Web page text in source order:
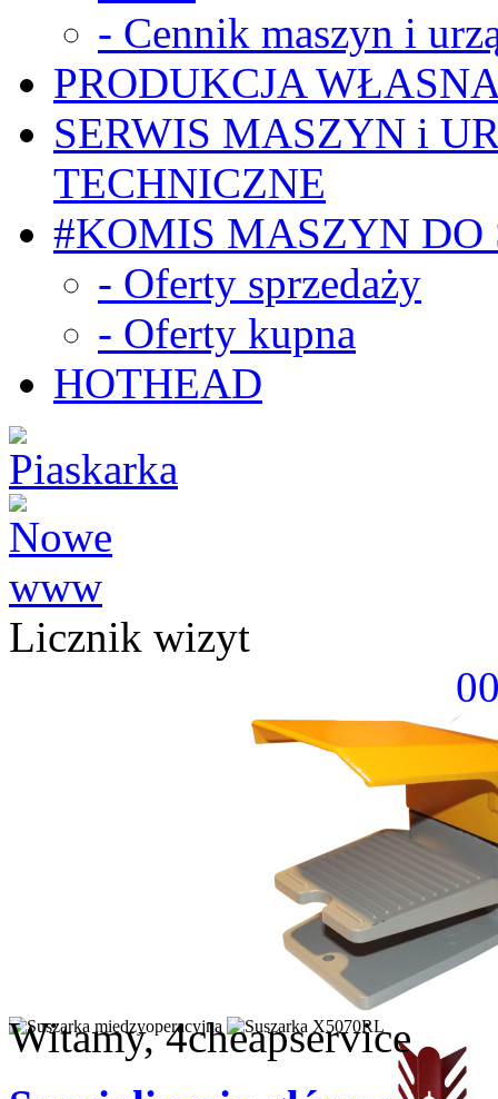
- Cennik maszyn i
PRODUKCJA
SERWIS MASZYN i
TECHNICZNE
#KOMIS MASZYN DO
- Oferty sprzedaży
- Oferty kupna
HOTHEAD
Licznik wizyt
Witamy, 4cheapservice